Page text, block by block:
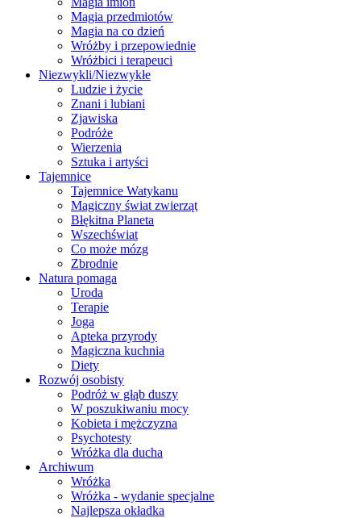
Magia przedmiotów
Magia na co dzień
Wróżby i przepowiednie
Wróżbici i terapeuci
Niezwykli/Niezwykłe
Ludzie i życie
Znani i lubiani
Zjawiska
Podróże
Wierzenia
Sztuka i artyści
Tajemnice
Tajemnice Watykanu
Magiczny świat zwierząt
Błękitna Planeta
Wszechświat
Co może mózg
Zbrodnie
Natura pomaga
Uroda
Terapie
Joga
Apteka przyrody
Magiczna kuchnia
Diety
Rozwój osobisty
Podróż w głąb duszy
W poszukiwaniu mocy
Kobieta i mężczyzna
Psychotesty
Wróżka dla ducha
Archiwum
Wróżka
Wróżka - wydanie specjalne
Najlepsza okładka